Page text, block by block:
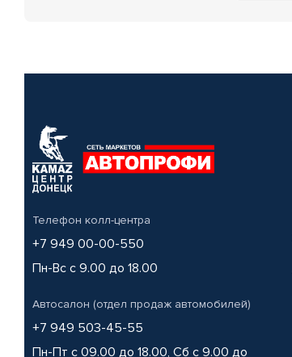
Телефон колл-центра
+7 949 00-00-550
Пн-Вс с 9.00 до 18.00
Автосалон (отдел продаж автомобилей)
+7 949 503-45-55
Пн-Пт с 09.00 до 18.00, Сб с 9.00 до